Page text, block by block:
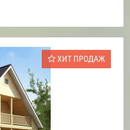
ХИТ ПРОДАЖ